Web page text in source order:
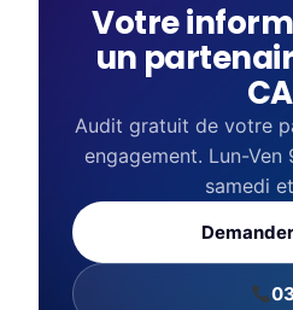
Votre
un
Audit gratuit de votre
engagement. Lun-Ven
samedi